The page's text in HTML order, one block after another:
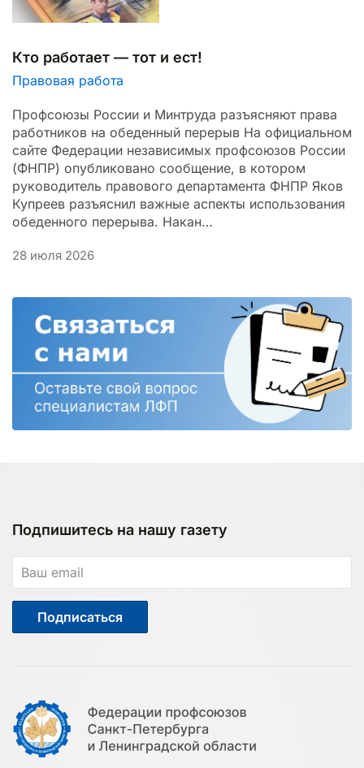
Кто работает — тот и ест!
Правовая работа
Профсоюзы России и Минтруда разъясняют права
работников на обеденный перерыв На официальном
сайте Федерации независимых профсоюзов России
(ФНПР) опубликовано сообщение, в котором
руководитель правового департамента ФНПР Яков
Купреев разъяснил важные аспекты использования
обеденного перерыва. Накан…
28 июля 2026
Подпишитесь на нашу газету
Подписаться